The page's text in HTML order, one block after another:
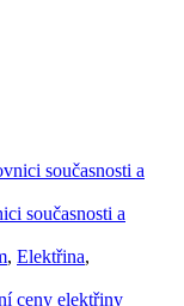
současnosti a
, Elektřina,